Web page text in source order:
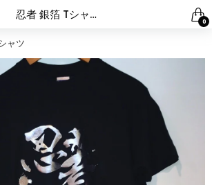
忍者 銀箔 Tシャツ 0
ャツ